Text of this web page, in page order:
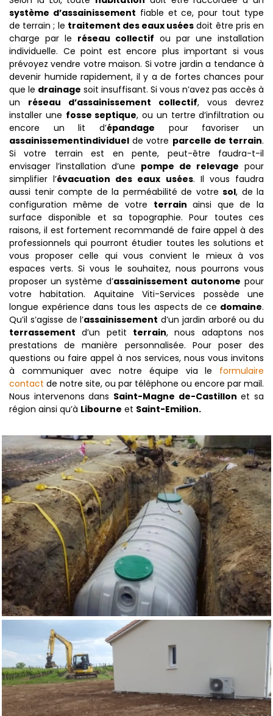
système d’assainissement fiable et ce, pour tout type
de terrain ; le traitement des eaux usées doit être pris en
charge par le réseau collectif ou par une installation
individuelle. Ce point est encore plus important si vous
prévoyez vendre votre maison. Si votre jardin a tendance à
devenir humide rapidement, il y a de fortes chances pour
que le drainage soit insuffisant. Si vous n’avez pas accès à
un réseau d’assainissement collectif, vous devrez
installer une fosse septique, ou un tertre d’infiltration ou
encore un lit d’épandage pour favoriser un
assainissementindividuel de votre parcelle de terrain.
Si votre terrain est en pente, peut-être faudra-t-il
envisager l’installation d’une pompe de relevage pour
simplifier l’évacuation des eaux usées. Il vous faudra
aussi tenir compte de la perméabilité de votre sol, de la
configuration même de votre terrain ainsi que de la
surface disponible et sa topographie. Pour toutes ces
raisons, il est fortement recommandé de faire appel à des
professionnels qui pourront étudier toutes les solutions et
vous proposer celle qui vous convient le mieux à vos
espaces verts. Si vous le souhaitez, nous pourrons vous
proposer un système d’assainissement autonome pour
votre habitation. Aquitaine Viti-Services possède une
longue expérience dans tous les aspects de ce domaine.
Qu’il s’agisse de l’assainissement d’un jardin arboré ou du
terrassement d’un petit terrain, nous adaptons nos
prestations de manière personnalisée. Pour poser des
questions ou faire appel à nos services, nous vous invitons
à communiquer avec notre équipe via le formulaire
contact de notre site, ou par téléphone ou encore par mail.
Nous intervenons dans Saint-Magne de-Castillon et sa
région ainsi qu’à Libourne et Saint-Emilion.